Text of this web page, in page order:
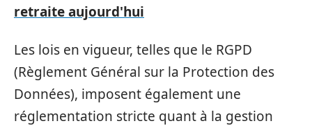
retraite aujourd'hui
Les lois en vigueur, telles que le RGPD
(Règlement Général sur la Protection des
Données), imposent également une
réglementation stricte quant à la gestion